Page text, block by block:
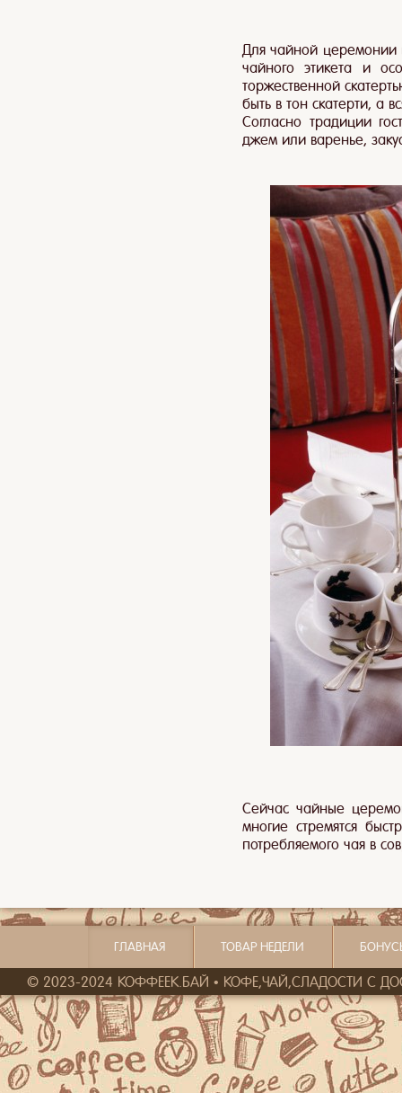
Для чайной церемонии
чайного этикета и
торжественной
быть в тон скатерти, а
Согласно традиции
джем или варенье,
Сейчас чайные
многие стремятся
потребляемого чая в
ГЛАВНАЯ ТОВАР НЕДЕЛИ
© 2023-2024 КОФФЕЕК.БАЙ • КОФЕ,ЧАЙ,СЛАДОСТИ С